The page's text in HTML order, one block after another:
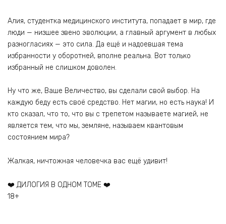
Алия, студентка медицинского института, попадает в мир, где
люди — низшее звено эволюции, а главный аргумент в любых
разногласиях — это сила. Да ещё и надоевшая тема
избранности у оборотней, вполне реальна. Вот только
избранный не слишком доволен.
Ну что же, Ваше Величество, вы сделали свой выбор. На
каждую беду есть своё средство. Нет магии, но есть наука! И
кто сказал, что то, что вы с трепетом называете магией, не
является тем, что мы, земляне, называем квантовым
состоянием мира?
Жалкая, ничтожная человечка вас ещё удивит!
‍❤️‍ ДИЛОГИЯ В ОДНОМ ТОМЕ ‍❤️‍
18+